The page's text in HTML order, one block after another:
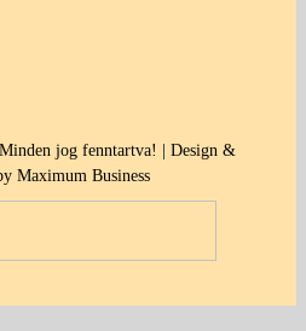
jog fenntartva! | Design &
Maximum Business